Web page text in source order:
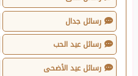
رسائل جدال
رسائل عيد الحب
رسائل عيد الأضحى